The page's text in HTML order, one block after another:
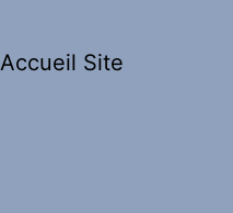
Accueil Site